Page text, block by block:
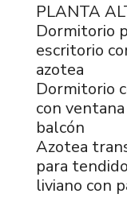
PLANTA
Dormitorio
escritorio
azotea
Dormitorio
con
balcón
Azotea
para
liviano con